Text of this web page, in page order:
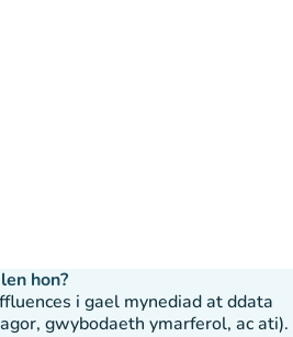
hon?
i gael mynediad at ddata
gwybodaeth ymarferol, ac ati).